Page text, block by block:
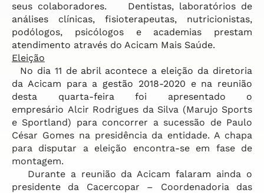
seus colaboradores. Dentistas, laboratórios de
análises clínicas, fisioterapeutas, nutricionistas,
podólogos, psicólogos e academias prestam
atendimento através do Acicam Mais Saúde.
Eleição
No dia 11 de abril acontece a eleição da diretoria
da Acicam para a gestão 2018-2020 e na reunião
desta quarta-feira foi apresentado o
empresário Alcir Rodrigues da Silva (Marujo Sports
e Sportland) para concorrer a sucessão de Paulo
César Gomes na presidência da entidade. A chapa
para disputar a eleição encontra-se em fase de
montagem.
Durante a reunião da Acicam falaram ainda o
presidente da Cacercopar – Coordenadoria das